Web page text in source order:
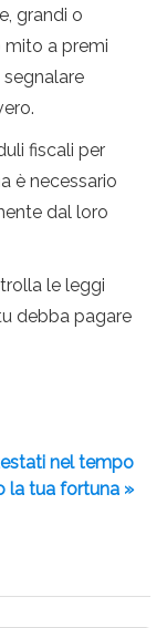
grandi o
mito a premi
fiscali per
è necessario
dal loro
le leggi
debba pagare
nel tempo
la tua fortuna »